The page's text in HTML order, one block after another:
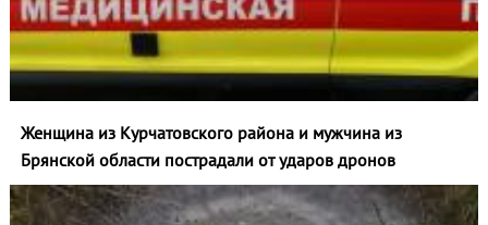
Женщина из Курчатовского района и мужчина из
Брянской области пострадали от ударов дронов